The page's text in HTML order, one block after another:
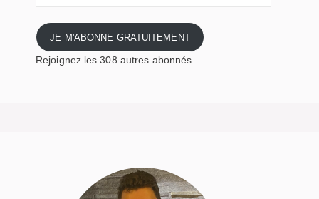
mail
JE M'ABONNE GRATUITEMENT
Rejoignez les 308 autres abonnés